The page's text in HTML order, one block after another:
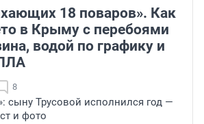
18 поваров». Как
в Крыму с перебоями
водой по графику и
8
сыну Трусовой исполнился год —
и фото